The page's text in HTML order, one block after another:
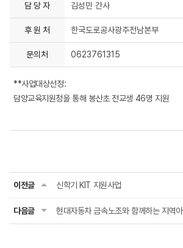
담 당 자 김성민 간사
후 원 처 한국도로공사광주전남본부
문의처 0623761315
**사업대상선정:
담양교육지원청을 통해 봉산초 전교생 46명 지원
이전글 신학기 KIT 지원사업
다음글